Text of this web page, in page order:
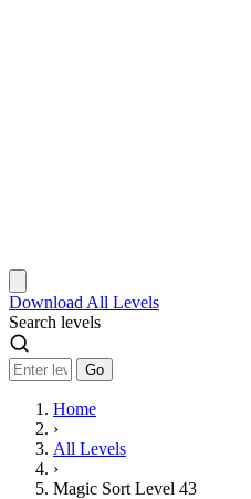
Download All Levels
Search levels
Go
Home
›
All Levels
›
Magic Sort Level 43